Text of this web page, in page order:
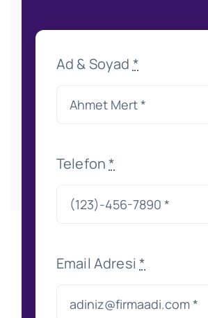
Ad & Soyad *
Telefon*
Email Adresi*